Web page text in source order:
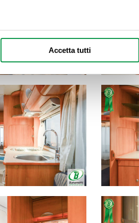
specifiche (impronte
nellasezione dettagli
. Puoi
dei social media e per analizzare il
con i nostri partner che si occupano
informazioni che ha fornito loro o
Accetta tutti